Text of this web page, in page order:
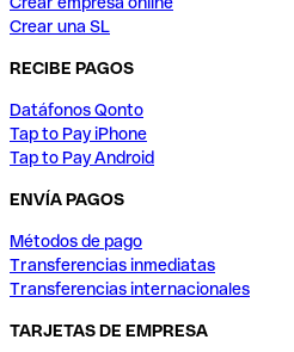
Crear una SL
RECIBE PAGOS
Datáfonos Qonto
Tap to Pay iPhone
Tap to Pay Android
ENVÍA PAGOS
Métodos de pago
Transferencias inmediatas
Transferencias internacionales
TARJETAS DE EMPRESA